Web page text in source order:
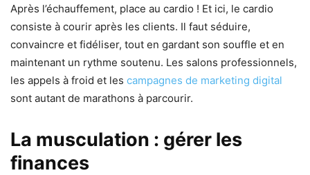
Après l’échauffement, place au cardio ! Et ici, le cardio
consiste à courir après les clients. Il faut séduire,
convaincre et fidéliser, tout en gardant son souffle et en
maintenant un rythme soutenu. Les salons professionnels,
les appels à froid et les campagnes de marketing digital
sont autant de marathons à parcourir.
La musculation : gérer les
finances